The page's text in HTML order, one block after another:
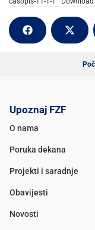
Upoznaj FZF
O nama
Poruka dekana
Projekti i saradnje
Obavijesti
Novosti